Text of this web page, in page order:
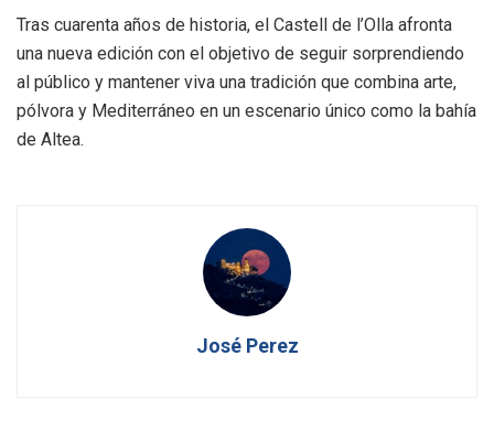
Tras cuarenta años de historia, el Castell de l’Olla afronta
una nueva edición con el objetivo de seguir sorprendiendo
al público y mantener viva una tradición que combina arte,
pólvora y Mediterráneo en un escenario único como la bahía
de Altea.
José Perez